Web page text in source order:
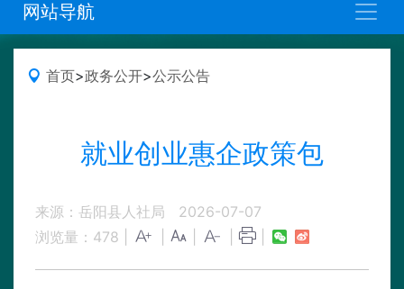
网站导航
首页>政务公开>公示公告
就业创业惠企政策包
来源：岳阳县人社局
2026-07-07
浏览量： 478